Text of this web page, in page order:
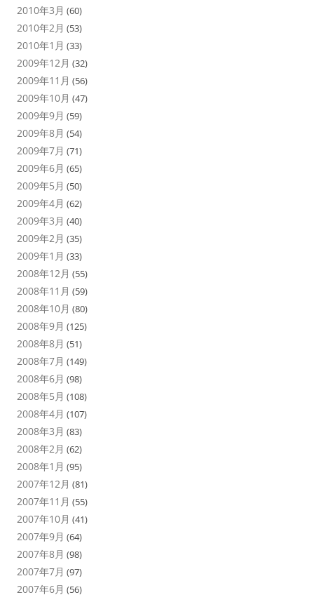
2010年3月 (60)
2010年2月 (53)
2010年1月 (33)
2009年12月 (32)
2009年11月 (56)
2009年10月 (47)
2009年9月 (59)
2009年8月 (54)
2009年7月 (71)
2009年6月 (65)
2009年5月 (50)
2009年4月 (62)
2009年3月 (40)
2009年2月 (35)
2009年1月 (33)
2008年12月 (55)
2008年11月 (59)
2008年10月 (80)
2008年9月 (125)
2008年8月 (51)
2008年7月 (149)
2008年6月 (98)
2008年5月 (108)
2008年4月 (107)
2008年3月 (83)
2008年2月 (62)
2008年1月 (95)
2007年12月 (81)
2007年11月 (55)
2007年10月 (41)
2007年9月 (64)
2007年8月 (98)
2007年7月 (97)
2007年6月 (56)